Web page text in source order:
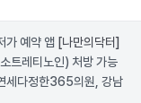
가 예약 앱 [나만의닥터]
트레티노인) 처방 가능
세다정한365의원, 강남